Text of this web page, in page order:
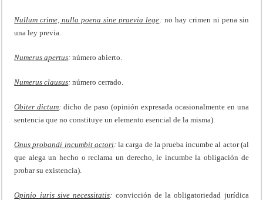
Nullum crime, nulla poena sine praevia lege : no hay crimen ni pena sin
una ley previa.
Numerus apertus:número abierto.
Numerus clausus:número cerrado.
Obiter dictum:dicho de paso (opinión expresada ocasionalmente en una
sentencia que no constituye un elemento esencial de la misma).
Onus probandi incumbit actori :la carga de la prueba incumbe al actor (al
que alega un hecho o reclama un derecho, le incumbe la obligación de
probar su existencia).
Opinio iuris sive necessitatis: convicción de la obligatoriedad jurídica